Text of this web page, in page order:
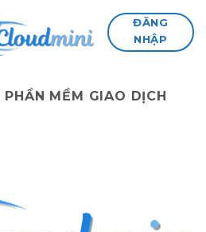
ĐĂNG
NHẬP
PHẦN MỀM GIAO DỊCH